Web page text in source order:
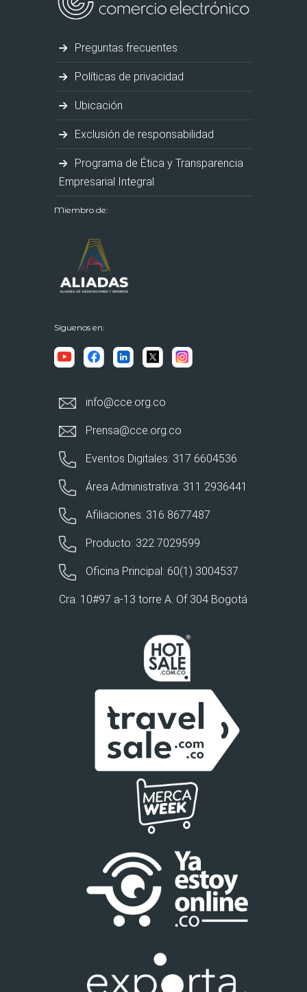
Preguntas frecuentes
Políticas de privacidad
Ubicación
Exclusión de responsabilidad
Programa de Ética y Transparencia
Empresarial Integral
Miembro de:
Síguenos en:
info@cce.org.co
Prensa@cce.org.co
Eventos Digitales: 317 6604536
Área Administrativa: 311 2936441
Afiliaciones: 316 8677487
Producto: 322 7029599
Oficina Principal: 60(1) 3004537
Cra. 10#97 a-13 torre A. Of 304 Bogotá